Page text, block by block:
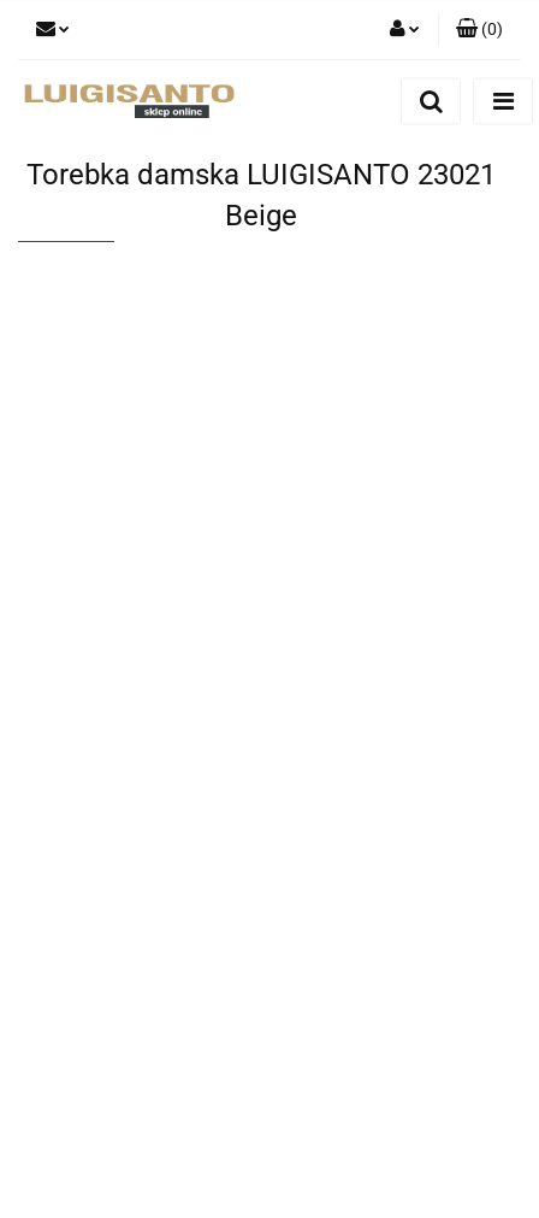
Dodaj zgłoszenie
(0)
Torebka damska LUIGISANTO 23021
Beige